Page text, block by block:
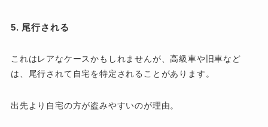
5. 尾行される
これはレアなケースかもしれませんが、高級車や旧車など
は、尾行されて自宅を特定されることがあります。
出先より自宅の方が盗みやすいのが理由。